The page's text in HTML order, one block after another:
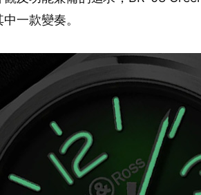
一款變奏。